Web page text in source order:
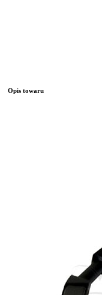
Opis towaru